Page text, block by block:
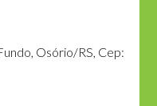
Osório/RS, Cep: